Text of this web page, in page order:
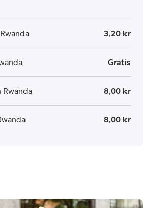
3,20 kr
Gratis
Rwanda 8,00 kr
8,00 kr